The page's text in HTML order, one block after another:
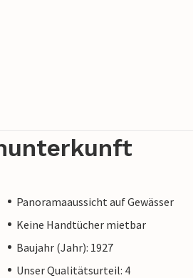
Panoramaaussicht auf Gewässer
Keine Handtücher mietbar
Baujahr (Jahr): 1927
Unser Qualitätsurteil: 4